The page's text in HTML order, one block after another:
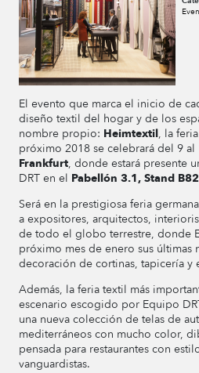
El evento que marca el inicio de
diseño textil del hogar y de los
nombre propio: Heimtextil, la
próximo 2018 se celebrará del 9
Frankfurt, donde estará presente
DRT en el Pabellón 3.1, Stand
Será en la prestigiosa feria
a expositores, arquitectos,
de todo el globo terrestre, donde
próximo mes de enero sus últimas
decoración de cortinas, tapicería y
Además, la feria textil más
escenario escogido por Equipo
una nueva colección de telas de
mediterráneos con mucho color,
pensada para restaurantes con
vanguardistas.